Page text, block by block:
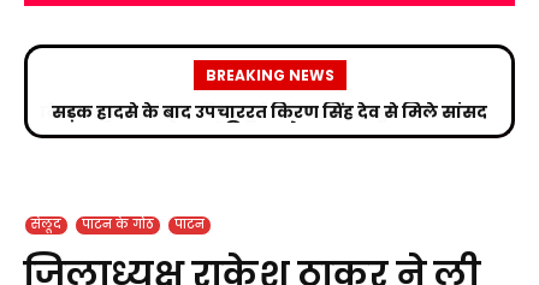
BREAKING NEWS
सड़क हादसे के बाद उपचाररत किरण सिंह देव से मिले सांसद
विजय बघेल
सेलूद पाटन के गोठ पाटन
जिलाध्यक्ष राकेश ठाकुर ने ली